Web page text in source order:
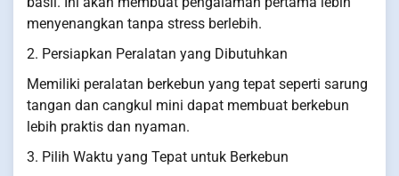
menyenangkan tanpa stress berlebih.
2. Persiapkan Peralatan yang Dibutuhkan
Memiliki peralatan berkebun yang tepat seperti sarung
tangan dan cangkul mini dapat membuat berkebun
lebih praktis dan nyaman.
3. Pilih Waktu yang Tepat untuk Berkebun